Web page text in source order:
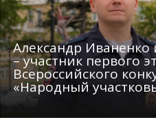
Александр Иваненко
– участник первого
Всероссийского
«Народный